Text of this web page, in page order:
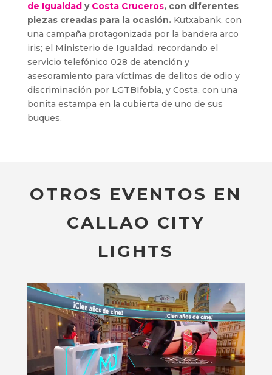
de Igualdad y Costa Cruceros, con diferentes
piezas creadas para la ocasión.Kutxabank, con
una campaña protagonizada por la bandera arco
iris; el Ministerio de Igualdad, recordando el
servicio telefónico 028 de atención y
asesoramiento para víctimas de delitos de odio y
discriminación por LGTBIfobia, y Costa, con una
bonita estampa en la cubierta de uno de sus
buques.
OTROS EVENTOS EN
CALLAO CITY
LIGHTS